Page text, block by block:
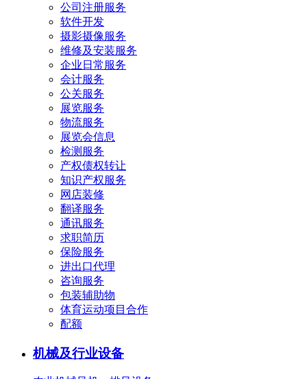
公司注册服务
软件开发
摄影摄像服务
维修及安装服务
企业日常服务
会计服务
公关服务
展览服务
物流服务
展览会信息
检测服务
产权债权转让
知识产权服务
网店装修
翻译服务
通讯服务
求职简历
保险服务
进出口代理
咨询服务
包装辅助物
体育运动项目合作
配额
机械及行业设备